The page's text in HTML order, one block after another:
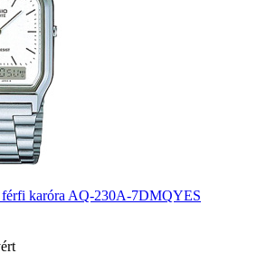
férfi karóra AQ-230A-7DMQYES